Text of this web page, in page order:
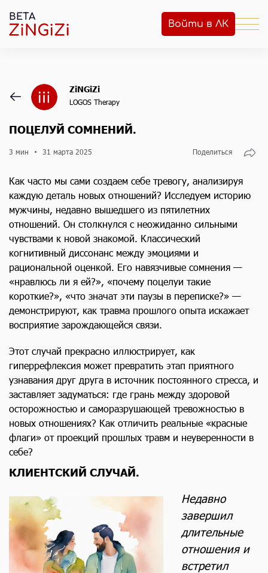
BETA
Войти в ЛК
ZiNGiZi
LOGOS Therapy
ПОЦЕЛУЙ СОМНЕНИЙ.
3 мин 31 марта 2025 Поделиться
Как часто мы сами создаем себе тревогу, анализируя
каждую деталь новых отношений? Исследуем историю
мужчины, недавно вышедшего из пятилетних
отношений. Он столкнулся с неожиданно сильными
чувствами к новой знакомой. Классический
когнитивный диссонанс между эмоциями и
рациональной оценкой. Его навязчивые сомнения —
«нравлюсь ли я ей?», «почему поцелуи такие
короткие?», «что значат эти паузы в переписке?» —
демонстрируют, как травма прошлого опыта искажает
восприятие зарождающейся связи.
Этот случай прекрасно иллюстрирует, как
гиперрефлексия может превратить этап приятного
узнавания друг друга в источник постоянного стресса, и
заставляет задуматься: где грань между здоровой
осторожностью и саморазрушающей тревожностью в
новых отношениях? Как отличить реальные «красные
флаги» от проекций прошлых травм и неуверенности в
себе?
КЛИЕНТСКИЙ СЛУЧАЙ.
Недавно
завершил
длительные
отношения и
встретил